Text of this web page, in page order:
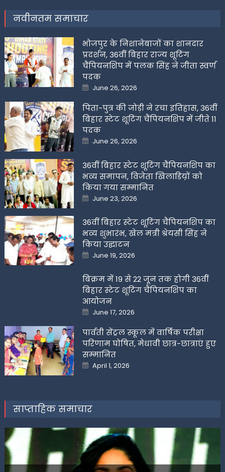
नवीनतम समाचार
भोजपुर के निशानेबाजों का शानदार
प्रदर्शन, 36वीं बिहार राज्य शूटिंग
चैंपियनशिप में पलक सिंह ने जीता स्वर्ण
पदक
Posted
on
June 26, 2026
पिता-पुत्र की जोड़ी ने रचा इतिहास, 36वीं
बिहार स्टेट शूटिंग चैंपियनशिप में जीते 11
पदक
Posted
on
June 26, 2026
36वीं बिहार स्टेट शूटिंग चैंपियनशिप का
भव्य समापन, विजेता खिलाडिय़ों को
किया गया सम्मानित
Posted
on
June 23, 2026
36वीं बिहार स्टेट शूटिंग चैंपियनशिप का
भव्य शुभारंभ, खेल मंत्री श्रेयसी सिंह ने
किया उद्घाटन
Posted
on
June 19, 2026
बिक्रम में 19 से 22 जून तक होगी 36वीं
बिहार स्टेट शूटिंग चैंपियनशिप का
आयोजन
Posted
on
June 17, 2026
पार्वती सेंट्रल स्कूल में वार्षिक परीक्षा
परिणाम घोषित, मेधावी छात्र-छात्राएं हुए
सम्मानित
Posted
on
April 1, 2026
साप्ताहिक समाचार